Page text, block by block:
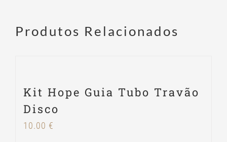
Produtos Relacionados
Kit Hope Guia Tubo Travão
Disco
10.00 €